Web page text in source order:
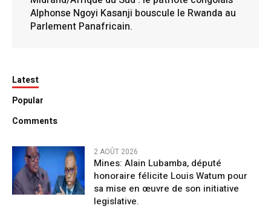
Alphonse Ngoyi Kasanji bouscule le Rwanda au
Parlement Panafricain.
Latest
Popular
Comments
2 AOÛT 2026
Mines: Alain Lubamba, député
honoraire félicite Louis Watum pour
sa mise en œuvre de son initiative
legislative.